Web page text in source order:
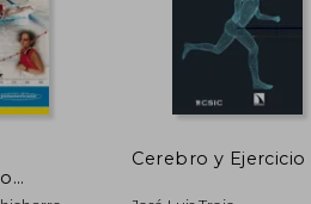
Cerebro y Ejercicio